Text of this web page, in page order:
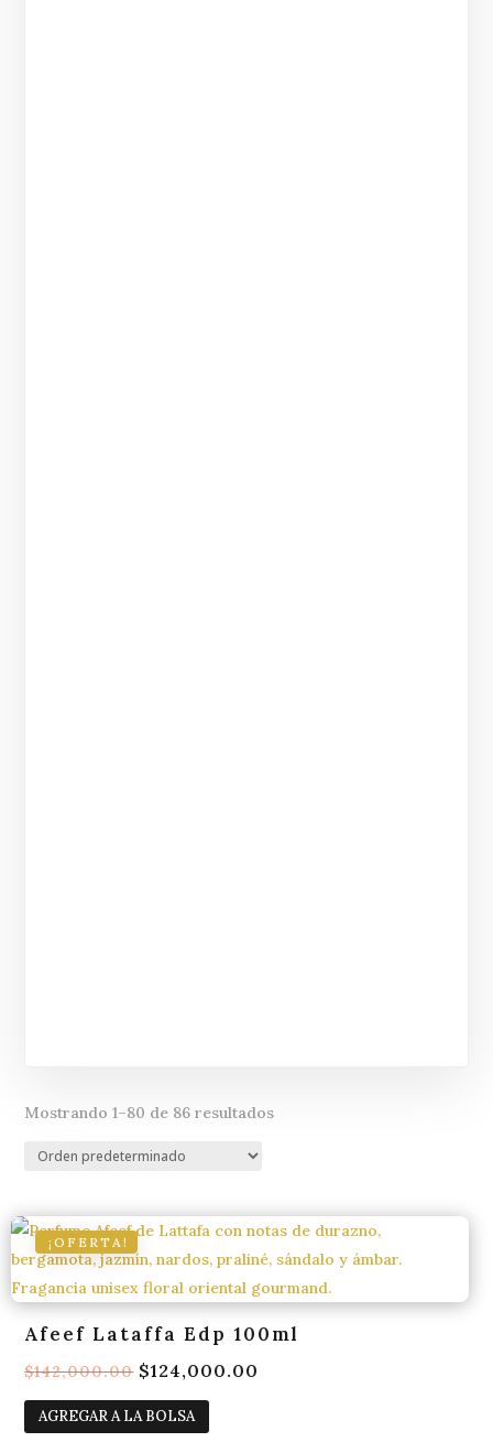
Mostrando 1–80 de 86 resultados
¡OFERTA!
Afeef Lataffa Edp 100ml
$142,000.00 El
precio
original
$124,000.00
AGREGAR A LA BOLSA